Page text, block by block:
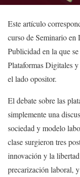
Este artículo
curso de Seminario en
Publicidad en la que
Plataformas Digitales
el lado opositor.
El debate sobre las
simplemente una
sociedad y modelo
clase surgieron tres
innovación y la
precarización laboral,